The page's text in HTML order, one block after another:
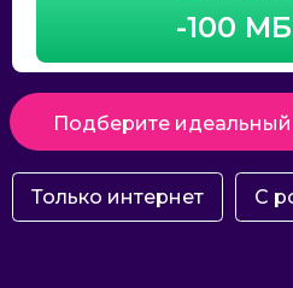
-100
Подберите
Только интернет С